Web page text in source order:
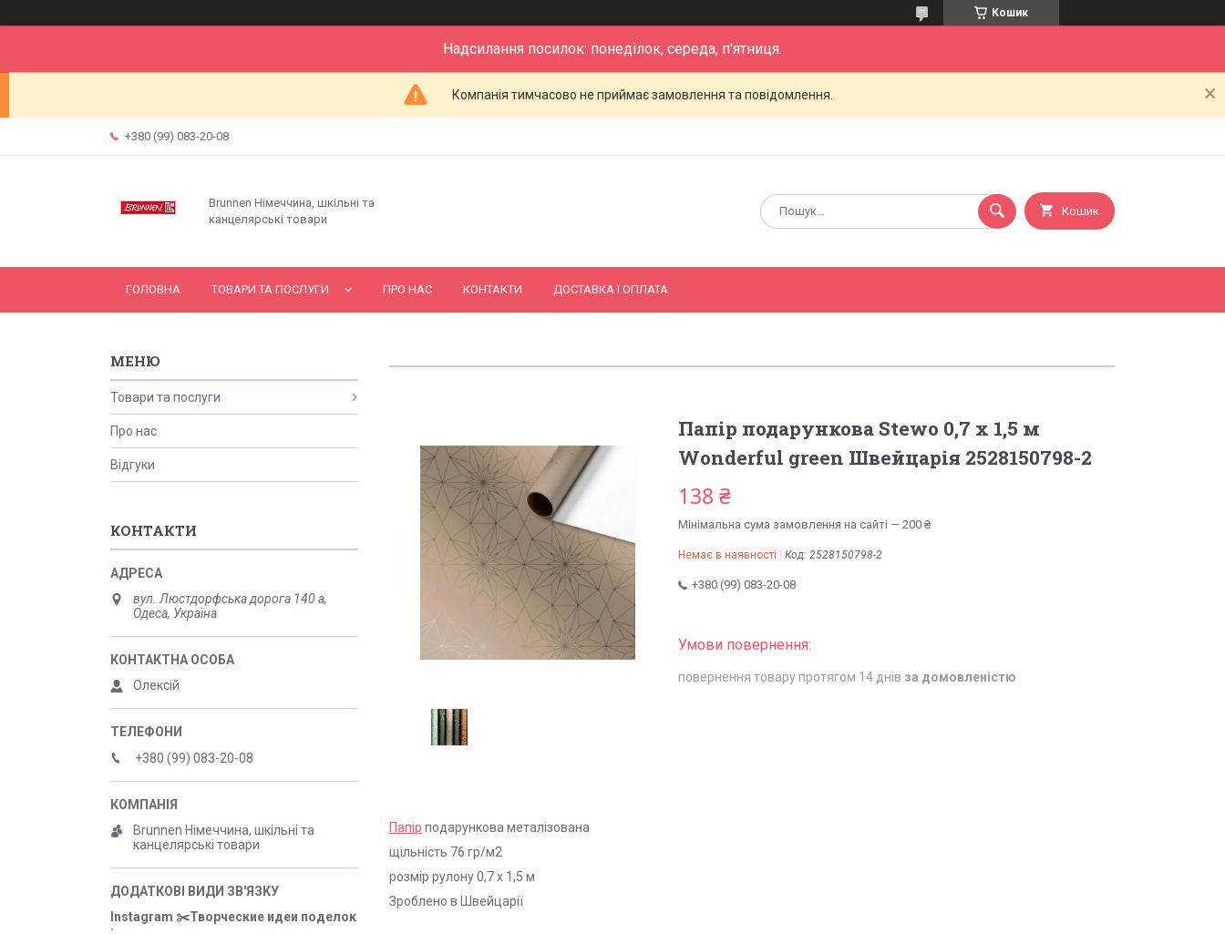
Кошик
Надсилання посилок: понеділок, середа, п'ятниця.
Компанія тимчасово не приймає замовлення та повідомлення.
+380 (99) 083-20-08
Brunnen Німеччина, шкільні та
канцелярські товари
Кошик
ГОЛОВНА ТОВАРИ ТА ПОСЛУГИ ПРО НАС КОНТАКТИ ДОСТАВКА І ОПЛАТА
Папір подарункова Stewo 0,7 х 1,5 м
Wonderful green Швейцарія 2528150798-2
138 ₴
Мінімальна сума замовлення на сайті — 200 ₴
Немає в наявності Код: 2528150798-2
+380 (99) 083-20-08
повернення товару протягом 14 днів за домовленістю
Папір подарункова металізована
щільність 76 гр/м2
розмір рулону 0,7 х 1,5 м
Зроблено в Швейцарії
Товари та послуги
Про нас
Відгуки
КОНТАКТИ
вул. Люстдорфська дорога 140 а,
Одеса, Україна
Олексій
+380 (99) 083-20-08
Brunnen Німеччина, шкільні та
канцелярські товари
Instagram ✂️Творческие идеи поделок